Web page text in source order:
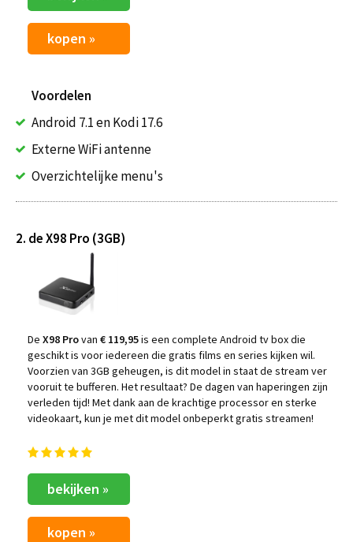
kopen »
Voordelen
Android 7.1 en Kodi 17.6
Externe WiFi antenne
Overzichtelijke menu's
2. de X98 Pro (3GB)
De X98 Provan € 119,95is een complete Android tv box die
geschikt is voor iedereen die gratis films en series kijken wil.
Voorzien van 3GB geheugen, is dit model in staat de stream ver
vooruit te bufferen. Het resultaat? De dagen van haperingen zijn
verleden tijd! Met dank aan de krachtige processor en sterke
videokaart, kun je met dit model onbeperkt gratis streamen!
bekijken »
kopen »